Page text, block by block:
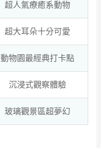
超人氣療癒系動物
超大耳朵十分可愛
動物園最經典打卡點
沉浸式觀察體驗
玻璃觀景區超夢幻